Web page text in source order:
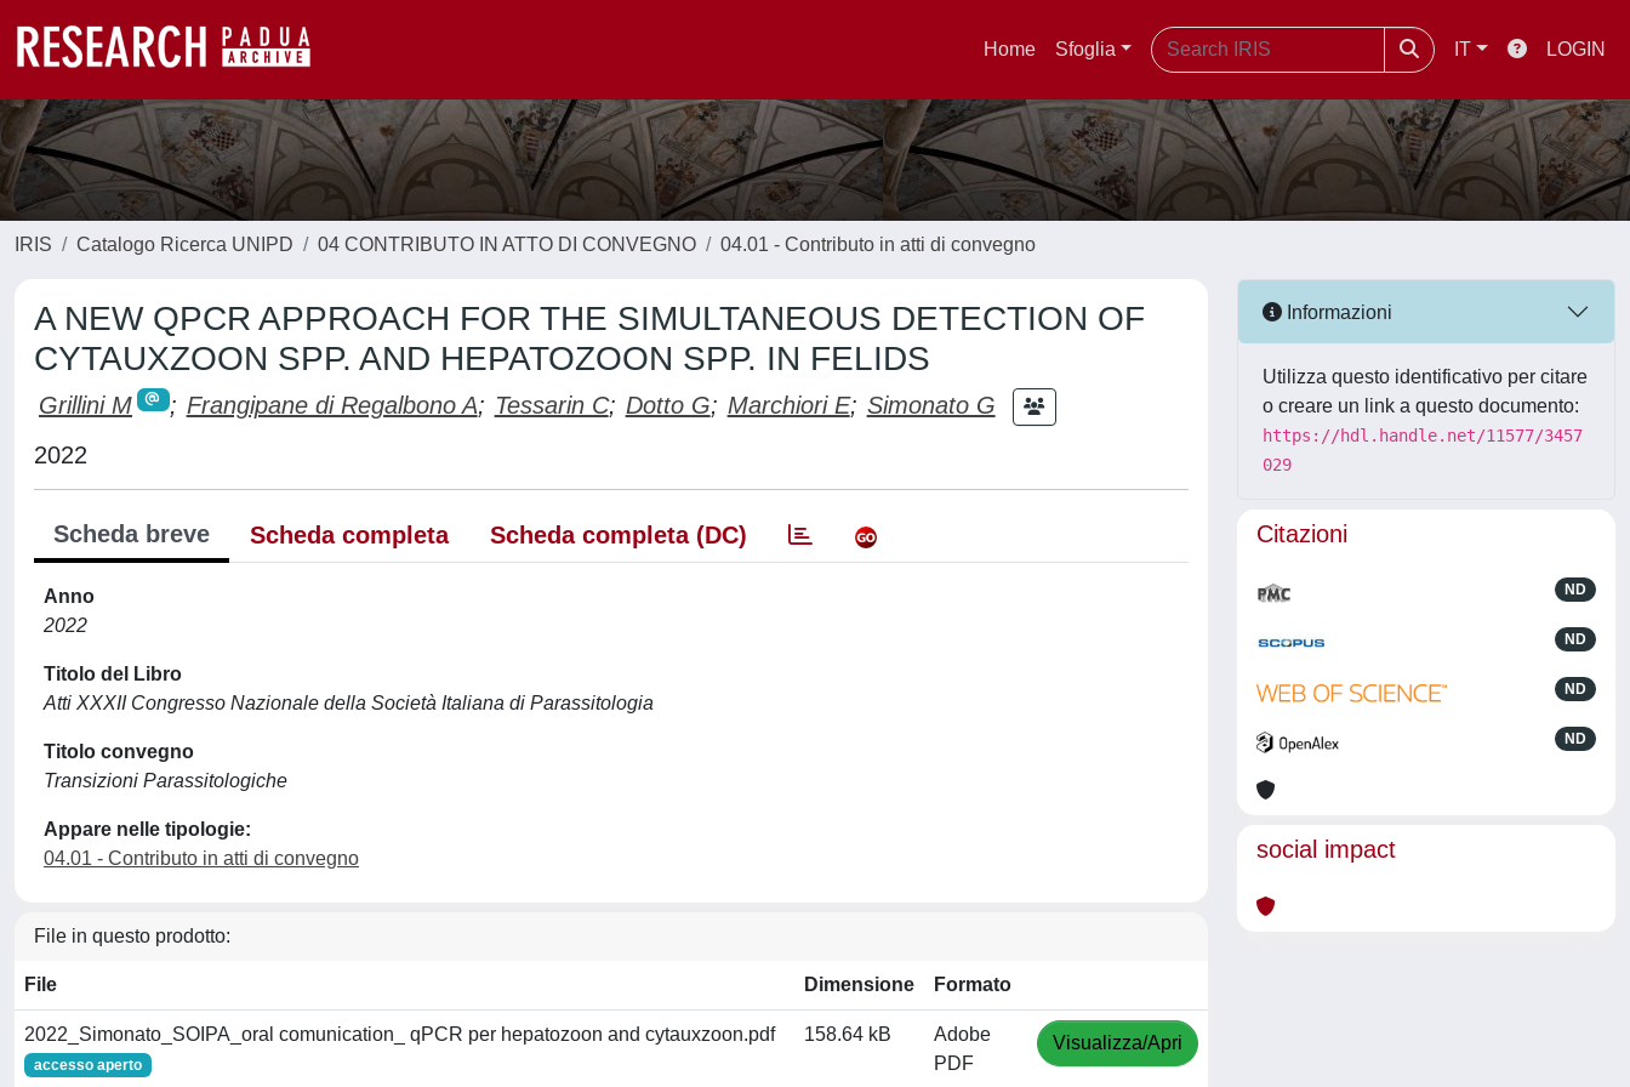
Home Sfoglia IT LOGIN
IRIS Catalogo Ricerca UNIPD 04 CONTRIBUTO IN ATTO DI CONVEGNO 04.01 - Contributo in atti di convegno
A NEW QPCR APPROACH FOR THE SIMULTANEOUS DETECTION OF
CYTAUXZOON SPP. AND HEPATOZOON SPP. IN FELIDS
Grillini M ; Frangipane di Regalbono A; Tessarin C; Dotto G; Marchiori E; Simonato G
2022
Scheda breve Scheda completa Scheda completa (DC)
Anno
2022
Titolo del Libro
Atti XXXII Congresso Nazionale della Società Italiana di Parassitologia
Titolo convegno
Transizioni Parassitologiche
Appare nelle tipologie:
04.01 - Contributo in atti di convegno
File in questo prodotto:
File Dimensione Formato
2022_Simonato_SOIPA_oral comunication_ qPCR per hepatozoon and cytauxzoon.pdf
accesso aperto
158.64 kB
Adobe
PDF
Visualizza/Apri
Informazioni
Utilizza questo identificativo per citare
o creare un link a questo documento:
https://hdl.handle.net/11577/3457
029
Citazioni
ND
ND
ND
ND
social impact